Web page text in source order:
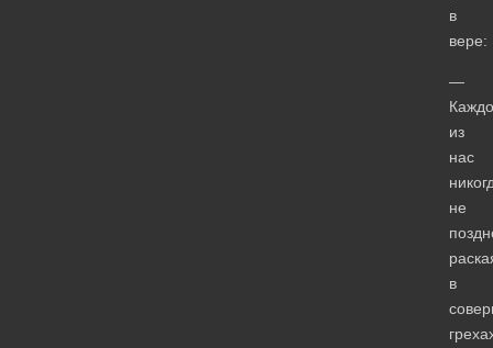
в
вере:
—
из
нас
не
в